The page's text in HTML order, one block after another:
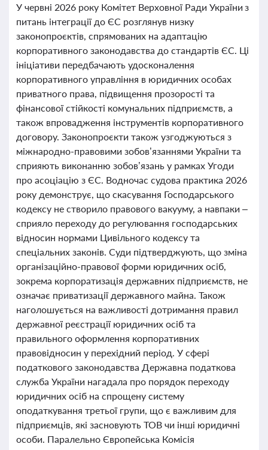
У червні 2026 року Комітет Верховної Ради України з
питань інтеграції до ЄС розглянув низку
законопроєктів, спрямованих на адаптацію
корпоративного законодавства до стандартів ЄС. Ці
ініціативи передбачають удосконалення
корпоративного управління в юридичних особах
приватного права, підвищення прозорості та
фінансової стійкості комунальних підприємств, а
також впровадження інструментів корпоративного
договору. Законопроєкти також узгоджуються з
міжнародно-правовими зобов’язаннями України та
сприяють виконанню зобов’язань у рамках Угоди
про асоціацію з ЄС. Водночас судова практика 2026
року демонструє, що скасування Господарського
кодексу не створило правового вакууму, а навпаки –
сприяло переходу до регулювання господарських
відносин нормами Цивільного кодексу та
спеціальних законів. Суди підтверджують, що зміна
організаційно-правової форми юридичних осіб,
зокрема корпоратизація державних підприємств, не
означає приватизації державного майна. Також
наголошується на важливості дотримання правил
державної реєстрації юридичних осіб та
правильного оформлення корпоративних
правовідносин у перехідний період. У сфері
податкового законодавства Державна податкова
служба України нагадала про порядок переходу
юридичних осіб на спрощену систему
оподаткування третьої групи, що є важливим для
підприємців, які засновують ТОВ чи інші юридичні
особи. Паралельно Європейська Комісія